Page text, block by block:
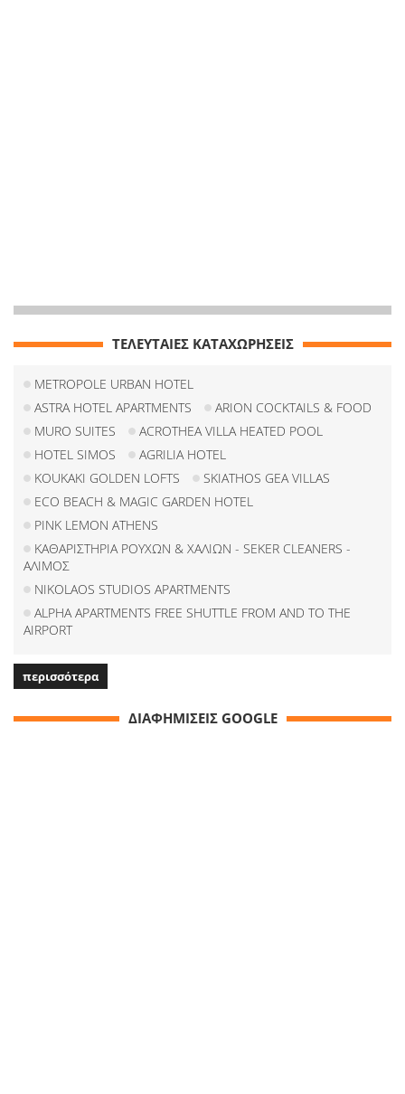
ΤΕΛΕΥΤΑΙΕΣ ΚΑΤΑΧΩΡΗΣΕΙΣ
METROPOLE URBAN HOTEL
ASTRA HOTEL APARTMENTS
ARION COCKTAILS & FOOD
MURO SUITES
ACROTHEA VILLA HEATED POOL
HOTEL SIMOS
AGRILIA HOTEL
KOUKAKI GOLDEN LOFTS
SKIATHOS GEA VILLAS
ECO BEACH & MAGIC GARDEN HOTEL
PINK LEMON ATHENS
ΚΑΘΑΡΙΣΤΗΡΙΑ ΡΟΥΧΩΝ & ΧΑΛΙΩΝ - SEKER CLEANERS -
ΑΛΙΜΟΣ
NIKOLAOS STUDIOS APARTMENTS
ALPHA APARTMENTS FREE SHUTTLE FROM AND TO THE
AIRPORT
περισσότερα
ΔΙΑΦΗΜΙΣΕΙΣ GOOGLE